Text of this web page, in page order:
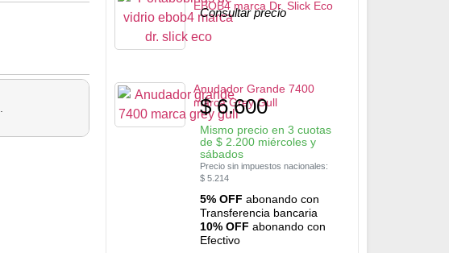
EBOB4 marca Dr. Slick Eco
Consultar precio
Anudador Grande 7400
marca Grey Gull
$6.600
Mismo precio en 3 cuotas
de$ 2.200 miércoles y
sábados
Precio sin impuestos nacionales:
$ 5.214
5% OFF abonando con
Transferencia bancaria
10% OFF abonando con
Efectivo